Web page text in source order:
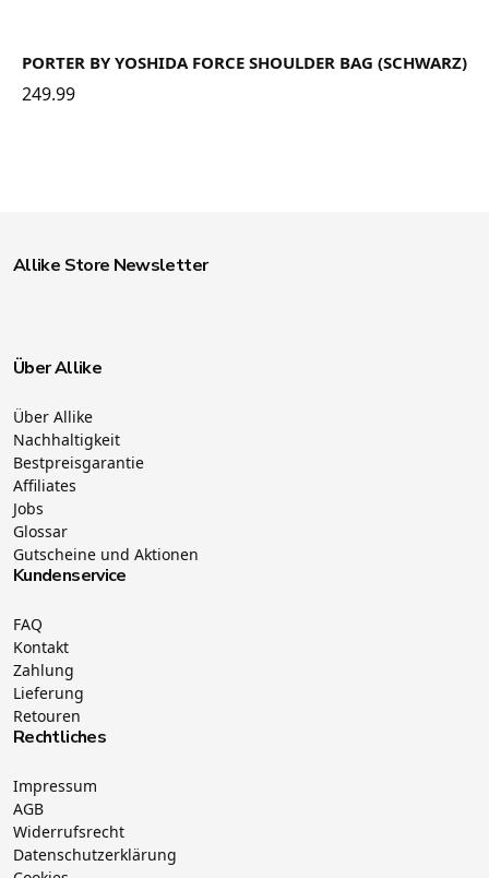
PORTER BY YOSHIDA FORCE SHOULDER BAG (SCHWARZ)
249.99
Allike Store Newsletter
Über Allike
Über Allike
Nachhaltigkeit
Bestpreisgarantie
Affiliates
Jobs
Glossar
Gutscheine und Aktionen
Kundenservice
FAQ
Kontakt
Zahlung
Lieferung
Retouren
Rechtliches
Impressum
AGB
Widerrufsrecht
Datenschutzerklärung